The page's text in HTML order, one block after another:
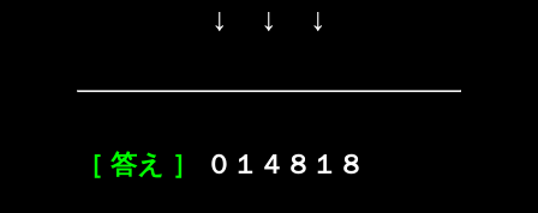
↓ ↓ ↓
［ 答え ］ ０１４８１８